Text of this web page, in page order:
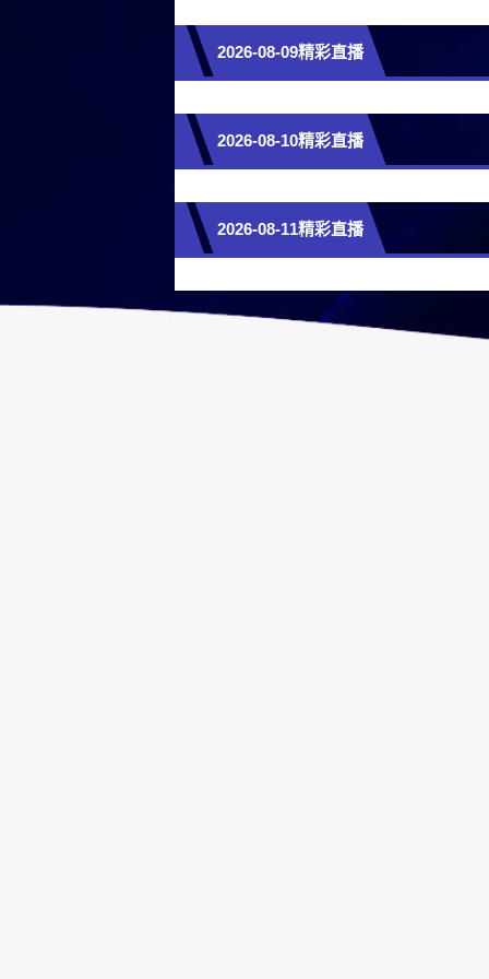
2026-08-09精彩直播
2026-08-10精彩直播
2026-08-11精彩直播